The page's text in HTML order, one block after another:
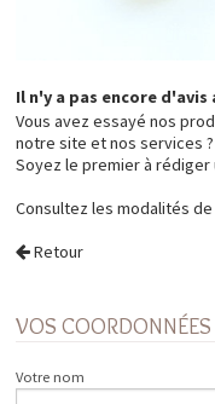
Il n'y a pas encore
Vous avez essayé nos
notre site et nos services ?
Soyez le premier à
Consultez lesmodalités
Retour
VOS COORDONNÉES
Votre nom